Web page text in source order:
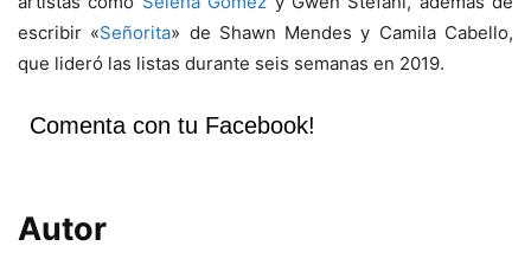
escribir «Señorita» de Shawn Mendes y Camila Cabello,
que lideró las listas durante seis semanas en 2019.
Comenta con tu Facebook!
Autor